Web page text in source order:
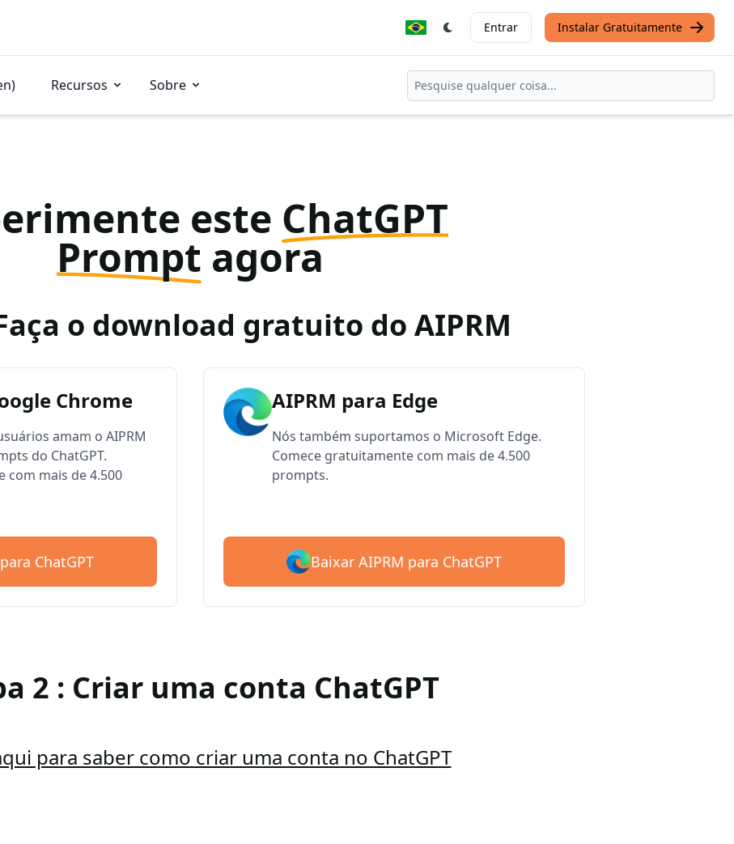
Entrar Instalar Gratuitamente
Recursos Sobre
este ChatGPT
Prompt agora
o download gratuito do AIPRM
Chrome
amam o AIPRM
do ChatGPT.
com mais de 4.500
ChatGPT
AIPRM para Edge
Nós também suportamos o Microsoft Edge.
Comece gratuitamente com mais de 4.500
prompts.
Baixar AIPRM para ChatGPT
2 : Criar uma conta ChatGPT
para saber como criar uma conta no ChatGPT